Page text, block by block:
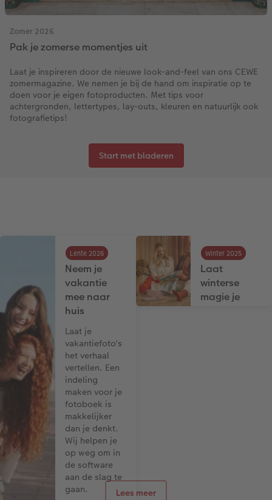
Art Collection
Ontwerpopties
Tips voor fotoboeken
Opslag in CEWE myPhotos
Fotokiosk
Alle extra's
CEWE Magazine
Tipa Awards
Zomer 2026
Pak je zomerse momentjes uit
Laat je inspireren door de nieuwe look-and-feel van ons CEWE
zomermagazine. We nemen je bij de hand om inspiratie op te
doen voor je eigen fotoproducten. Met tips voor
achtergronden, lettertypes, lay-outs, kleuren en natuurlijk ook
fotografietips!
Start met bladeren
Neem je
vakantie
mee naar
huis
Laat je
vakantiefoto's
het verhaal
vertellen. Een
indeling
maken voor je
fotoboek is
makkelijker
dan je denkt.
Wij helpen je
op weg om in
de software
aan de slag te
gaan.
Lente 2026
Laat
winterse
magie je
Winter 2025
Lees meer